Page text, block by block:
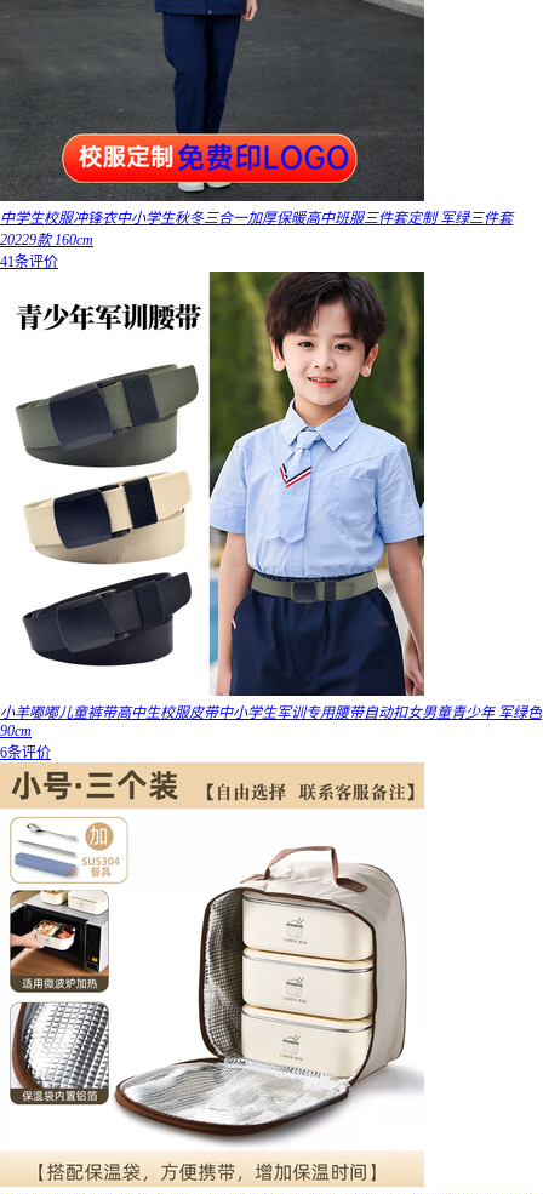
中学生校服冲锋衣中小学生秋冬三合一加厚保暖高中班服三件套定制 军绿三件套
20229款 160cm
41条评价
小羊嘟嘟儿童裤带高中生校服皮带中小学生军训专用腰带自动扣女男童青少年 军绿色
90cm
6条评价